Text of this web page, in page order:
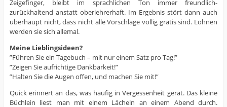
Zeigefinger, bleibt im sprachlichen Ton immer freundlich-
zurückhaltend anstatt oberlehrerhaft. Im Ergebnis stört dann auch
überhaupt nicht, dass nicht alle Vorschläge völlig gratis sind. Lohnen
werden sie sich allemal.
Meine Lieblingsideen?
”Führen Sie ein Tagebuch – mit nur einem Satz pro Tag!”
”Zeigen Sie aufrichtige Dankbarkeit!”
”Halten Sie die Augen offen, und machen Sie mit!”
Quick erinnert an das, was häufig in Vergessenheit gerät. Das kleine
Büchlein liest man mit einem Lächeln an einem Abend durch.